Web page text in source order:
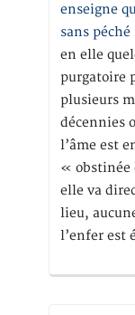
enseigne
sans
en elle
purgatoire
plusieurs
décennies
l’âme est
« obstinée
elle va
lieu,
l’enfer est